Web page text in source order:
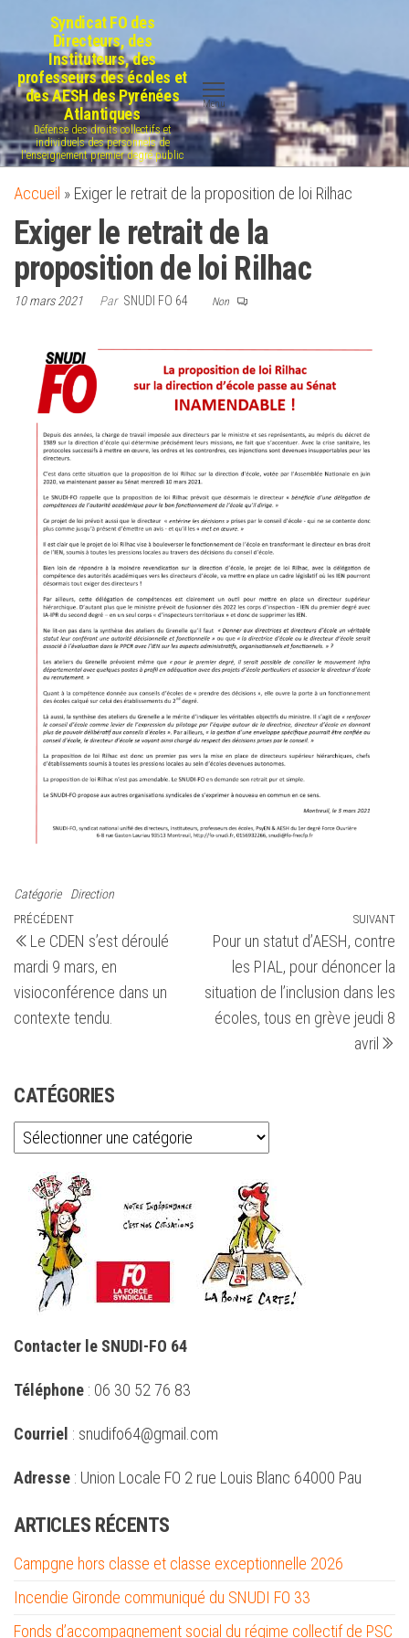
contenu
Syndicat FO des
Directeurs, des
Instituteurs, des
professeurs des écoles et
des AESH des Pyrénées
Atlantiques
Défense des droits collectifs et
individuels des personnels de
l'enseignement premier degré public
Menu
Accueil » Exiger le retrait de la proposition de loi Rilhac
Exiger le retrait de la
proposition de loi Rilhac
10 mars 2021 Par SNUDI FO 64 Non
Catégorie Direction
Navigation
de
l’article
Article
précédent
PRÉCÉDENT
Le CDEN s’est déroulé
mardi 9 mars, en
visioconférence dans un
contexte tendu.
SUIVANT
Pour un statut d’AESH, contre
les PIAL, pour dénoncer la
situation de l’inclusion dans les
écoles, tous en grève jeudi 8
avril
CATÉGORIES
Catégories
Contacter le SNUDI-FO 64
Téléphone : 06 30 52 76 83
Courriel : snudifo64@gmail.com
Adresse : Union Locale FO 2 rue Louis Blanc 64000 Pau
ARTICLES RÉCENTS
Campgne hors classe et classe exceptionnelle 2026
Incendie Gironde communiqué du SNUDI FO 33
Fonds d’accompagnement social du régime collectif de PSC